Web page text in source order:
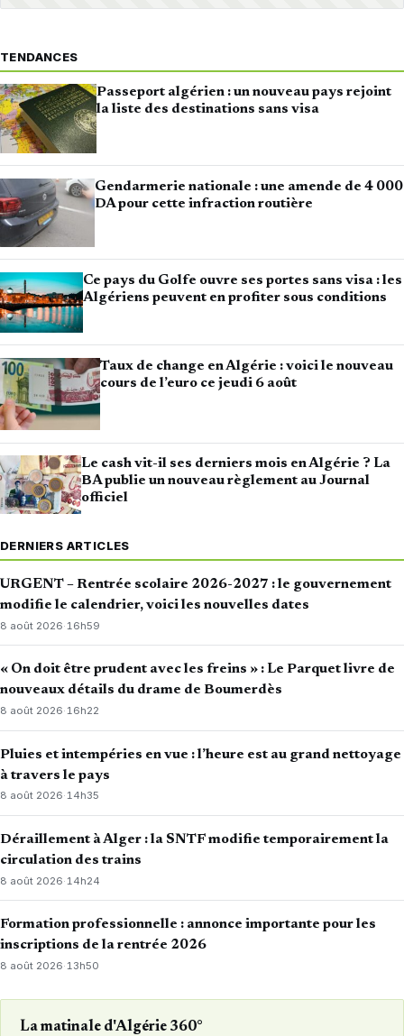
TENDANCES
Passeport algérien : un nouveau pays rejoint
la liste des destinations sans visa
Gendarmerie nationale : une amende de 4 000
DA pour cette infraction routière
Ce pays du Golfe ouvre ses portes sans visa : les
Algériens peuvent en profiter sous conditions
Taux de change en Algérie : voici le nouveau
cours de l’euro ce jeudi 6 août
Le cash vit-il ses derniers mois en Algérie ? La
BA publie un nouveau règlement au Journal
officiel
DERNIERS ARTICLES
URGENT – Rentrée scolaire 2026-2027 : le gouvernement
modifie le calendrier, voici les nouvelles dates
8 août 2026· 16h59
« On doit être prudent avec les freins » : Le Parquet livre de
nouveaux détails du drame de Boumerdès
8 août 2026·16h22
Pluies et intempéries en vue : l’heure est au grand nettoyage
à travers le pays
8 août 2026·14h35
Déraillement à Alger : la SNTF modifie temporairement la
circulation des trains
8 août 2026· 14h24
Formation professionnelle : annonce importante pour les
inscriptions de la rentrée 2026
8 août 2026·13h50
La matinale d'Algérie 360°